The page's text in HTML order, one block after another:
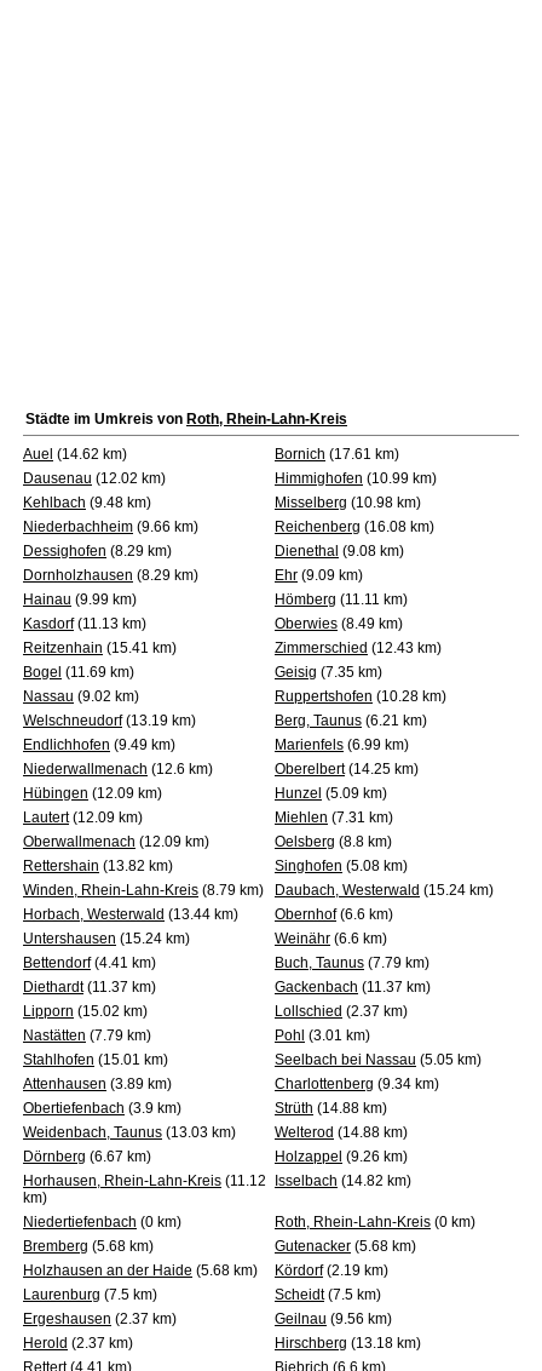
Städte im Umkreis von Roth, Rhein-Lahn-Kreis
Auel (14.62 km) Bornich (17.61 km)
Dausenau (12.02 km) Himmighofen (10.99 km)
Kehlbach (9.48 km) Misselberg (10.98 km)
Niederbachheim (9.66 km) Reichenberg (16.08 km)
Dessighofen (8.29 km) Dienethal (9.08 km)
Dornholzhausen (8.29 km) Ehr (9.09 km)
Hainau (9.99 km) Hömberg (11.11 km)
Kasdorf(11.13 km) Oberwies (8.49 km)
Reitzenhain (15.41 km) Zimmerschied (12.43 km)
Bogel (11.69 km) Geisig (7.35 km)
Nassau (9.02 km) Ruppertshofen (10.28 km)
Welschneudorf(13.19 km) Berg, Taunus (6.21 km)
Endlichhofen (9.49 km) Marienfels (6.99 km)
Niederwallmenach (12.6 km) Oberelbert(14.25 km)
Hübingen (12.09 km) Hunzel (5.09 km)
Lautert(12.09 km) Miehlen (7.31 km)
Oberwallmenach (12.09 km) Oelsberg (8.8 km)
Rettershain (13.82 km) Singhofen (5.08 km)
Winden, Rhein-Lahn-Kreis (8.79 km) Daubach, Westerwald (15.24 km)
Horbach, Westerwald (13.44 km) Obernhof(6.6 km)
Untershausen (15.24 km) Weinähr (6.6 km)
Bettendorf(4.41 km) Buch, Taunus (7.79 km)
Diethardt(11.37 km) Gackenbach (11.37 km)
Lipporn (15.02 km) Lollschied (2.37 km)
Nastätten (7.79 km) Pohl (3.01 km)
Stahlhofen (15.01 km) Seelbach bei Nassau (5.05 km)
Attenhausen (3.89 km) Charlottenberg (9.34 km)
Obertiefenbach (3.9 km) Strüth (14.88 km)
Weidenbach, Taunus (13.03 km) Welterod (14.88 km)
Dörnberg (6.67 km) Holzappel (9.26 km)
Horhausen, Rhein-Lahn-Kreis (11.12
km)
Isselbach (14.82 km)
Niedertiefenbach (0 km) Roth, Rhein-Lahn-Kreis (0 km)
Bremberg (5.68 km) Gutenacker (5.68 km)
Holzhausen an der Haide (5.68 km) Kördorf(2.19 km)
Laurenburg (7.5 km) Scheidt(7.5 km)
Ergeshausen (2.37 km) Geilnau (9.56 km)
Herold (2.37 km) Hirschberg (13.18 km)
Rettert(4.41 km) Biebrich (6.6 km)